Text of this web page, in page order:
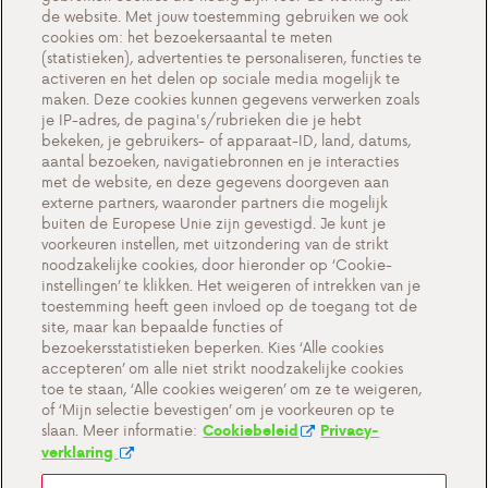
Testimonials
Acties
Events
Werken bij Antargaz
Contact
Cookie-instellingen
Belangrijke documenten en algemene
voorwaarden
Privacy en cookiebeleid BE
de website. Met jouw toestemming gebruiken we ook
cookies om: het bezoekersaantal te meten
(statistieken), advertenties te personaliseren, functies te
activeren en het delen op sociale media mogelijk te
maken. Deze cookies kunnen gegevens verwerken zoals
je IP-adres, de pagina's/rubrieken die je hebt
bekeken, je gebruikers- of apparaat-ID, land, datums,
aantal bezoeken, navigatiebronnen en je interacties
met de website, en deze gegevens doorgeven aan
externe partners, waaronder partners die mogelijk
buiten de Europese Unie zijn gevestigd. Je kunt je
voorkeuren instellen, met uitzondering van de strikt
noodzakelijke cookies, door hieronder op ‘Cookie-
instellingen’ te klikken. Het weigeren of intrekken van je
toestemming heeft geen invloed op de toegang tot de
site, maar kan bepaalde functies of
bezoekersstatistieken beperken. Kies ‘Alle cookies
accepteren’ om alle niet strikt noodzakelijke cookies
toe te staan, ‘Alle cookies weigeren’ om ze te weigeren,
of ‘Mijn selectie bevestigen’ om je voorkeuren op te
slaan. Meer informatie: Cookiebeleid
Privacy-
verklaring